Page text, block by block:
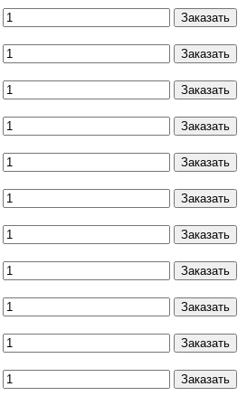
Заказать
Заказать
Заказать
Заказать
Заказать
Заказать
Заказать
Заказать
Заказать
Заказать
Заказать